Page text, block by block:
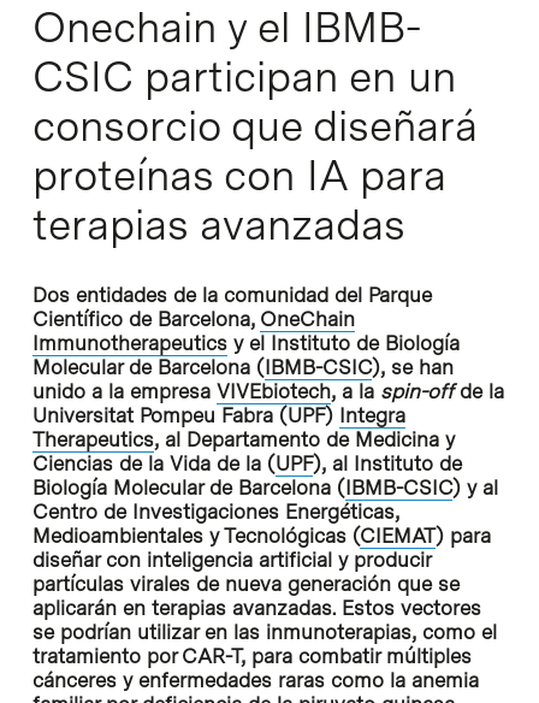
Onechain y el IBMB-
CSIC participan en un
consorcio que diseñará
proteínas con IA para
terapias avanzadas
Dos entidades de la comunidad del Parque
Científico de Barcelona, OneChain
Immunotherapeuticsy el Instituto de Biología
Molecular de Barcelona (IBMB-CSIC), se han
unido a la empresa VIVEbiotech, a la spin-offde la
Universitat Pompeu Fabra (UPF) Integra
Therapeutics, al Departamento de Medicina y
Ciencias de la Vida de la (UPF), al Instituto de
Biología Molecular de Barcelona (IBMB-CSIC) y al
Centro de Investigaciones Energéticas,
Medioambientales y Tecnológicas (CIEMAT) para
diseñar con inteligencia artificial y producir
partículas virales de nueva generación que se
aplicarán en terapias avanzadas. Estos vectores
se podrían utilizar en las inmunoterapias, como el
tratamiento por CAR-T, para combatir múltiples
cánceres y enfermedades raras como la anemia